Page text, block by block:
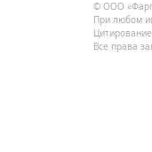
© ООО
При любом
Все права